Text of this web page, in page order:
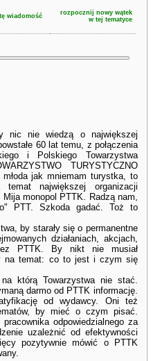
wiadomość
rozpocznij nowy wątek
w tej tematyce
nic nie wiedzą o największej
60 lat temu, z połączenia
i Polskiego Towarzystwa
TURYSTYCZNO
jak mniemam turystka, to
największej organizacji
monopol PTTK. Radzą nam,
PTT. Szkoda gadać. Toż to
by starały się o permanentne
działaniach, akcjach,
PTTK. By nikt nie musiał
na temat: co to jest i czym się
którą Towarzystwa nie stać.
darmo od PTTK informację.
od wydawcy. Oni też
by mieć o czym pisać.
odpowiedzialnego za
uzależnić od efektywności
pozytywnie mówić o PTTK